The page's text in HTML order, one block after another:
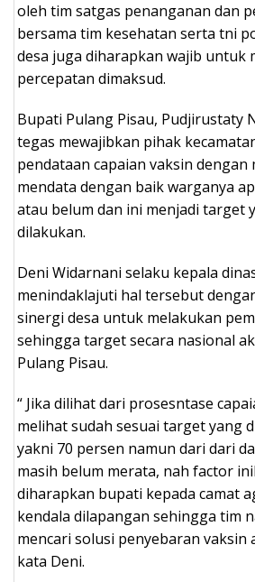
oleh tim satgas penanganan dan
bersama tim kesehatan serta tni
desa juga diharapkan wajib untuk
percepatan dimaksud.
Bupati Pulang Pisau, Pudjirustaty
tegas mewajibkan pihak
pendataan capaian vaksin dengan
mendata dengan baik warganya
atau belum dan ini menjadi target
dilakukan.
Deni Widarnani selaku kepala
menindaklajuti hal tersebut
sinergi desa untuk melakukan
sehingga target secara nasional
Pulang Pisau.
“ Jika dilihat dari prosesntase
melihat sudah sesuai target yang
yakni 70 persen namun dari dari
masih belum merata, nah factor
diharapkan bupati kepada camat
kendala dilapangan sehingga tim
mencari solusi penyebaran vaksin
kata Deni.